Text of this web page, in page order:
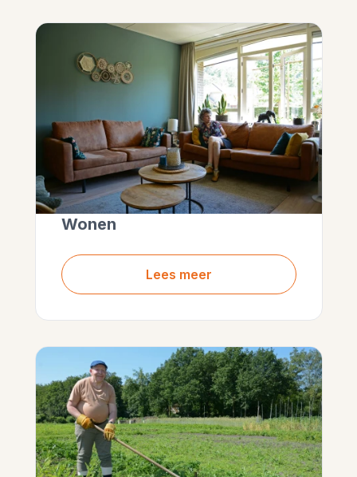
Wonen
Lees meer